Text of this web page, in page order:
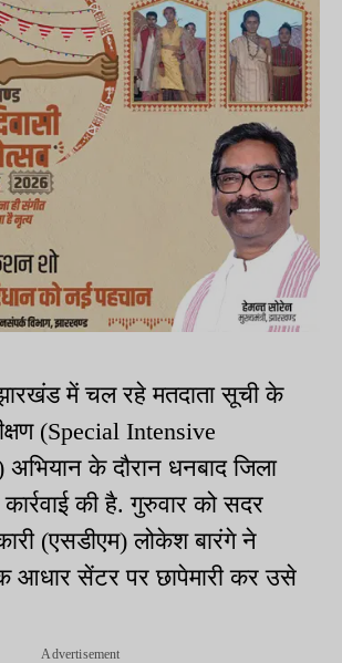
में चल रहे मतदाता सूची के
(Special Intensive
के दौरान धनबाद जिला
की है. गुरुवार को सदर
(एसडीएम) लोकेश बारंगे ने
आधार सेंटर पर छापेमारी कर उसे
Advertisement